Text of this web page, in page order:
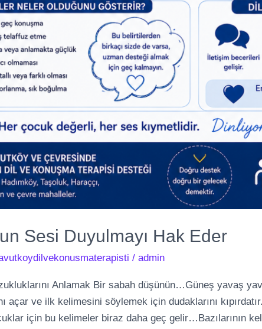
Sesi Duyulmayı Hak Eder
/admin
Anlamak Bir sabah düşünün…Güneş yavaş
açar ve ilk kelimesini söylemek için dudaklarını
için bu kelimeler biraz daha geç gelir…Bazılarının